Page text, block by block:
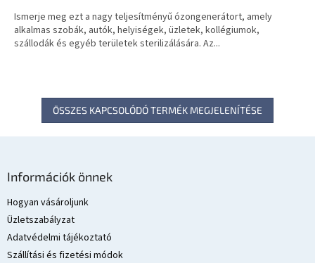
Ismerje meg ezt a nagy teljesítményű ózongenerátort, amely
alkalmas szobák, autók, helyiségek, üzletek, kollégiumok,
szállodák és egyéb területek sterilizálására. Az...
ÖSSZES KAPCSOLÓDÓ TERMÉK MEGJELENÍTÉSE
Információk önnek
Hogyan vásároljunk
Üzletszabályzat
Adatvédelmi tájékoztató
Szállítási és fizetési módok